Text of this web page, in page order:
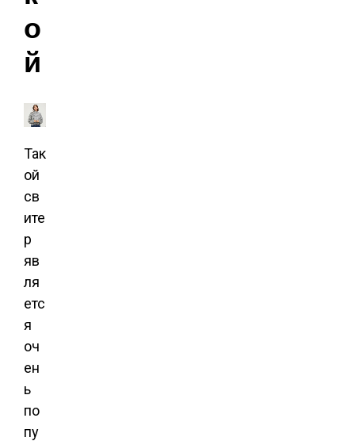
о
й
Так
ой
св
ите
р
яв
ля
етс
я
оч
ен
ь
по
пу